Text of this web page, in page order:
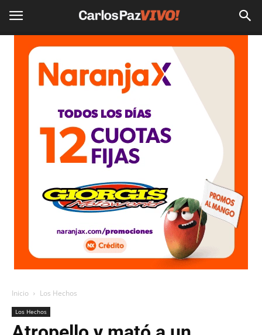
Inicio Los Hechos
Los Hechos